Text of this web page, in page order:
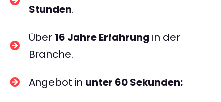
Stunden.
Über 16 Jahre Erfahrung in der
Branche.
Angebot in unter 60 Sekunden: